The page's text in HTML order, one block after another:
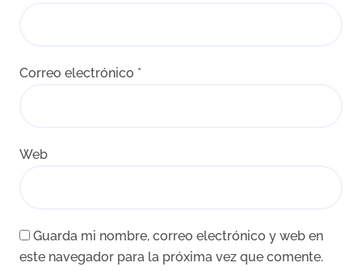
Correo electrónico *
Web
Guarda mi nombre, correo electrónico y web en
este navegador para la próxima vez que comente.